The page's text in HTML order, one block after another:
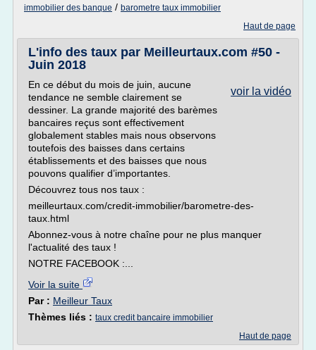
immobilier des banque / barometre taux immobilier
Haut de page
L'info des taux par Meilleurtaux.com #50 -
Juin 2018
voir la vidéo
En ce début du mois de juin, aucune
tendance ne semble clairement se
dessiner. La grande majorité des barèmes
bancaires reçus sont effectivement
globalement stables mais nous observons
toutefois des baisses dans certains
établissements et des baisses que nous
pouvons qualifier d’importantes.
Découvrez tous nos taux :
meilleurtaux.com/credit-immobilier/barometre-des-
taux.html
Abonnez-vous à notre chaîne pour ne plus manquer
l'actualité des taux !
NOTRE FACEBOOK :...
Voir la suite
Par : Meilleur Taux
Thèmes liés : taux credit bancaire immobilier
Haut de page